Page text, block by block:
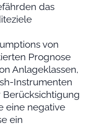
das
von
Prognose
Anlageklassen,
Instrumenten
eine negative
ein